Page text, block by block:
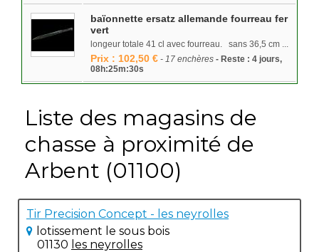
baïonnette ersatz allemande fourreau fer
vert
longeur totale 41 cl avec fourreau. sans 36,5 cm ...
Prix : 102,50 € - 17 enchères - Reste : 4 jours,
08h:25m:30s
Liste des magasins de
chasse à proximité de
Arbent (01100)
Tir Precision Concept - les neyrolles
lotissement le sous bois
01130 les neyrolles